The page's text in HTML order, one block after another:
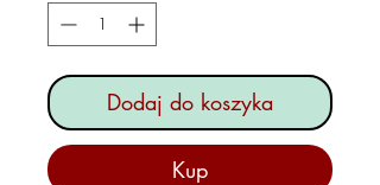
Dodaj do koszyka
Kup